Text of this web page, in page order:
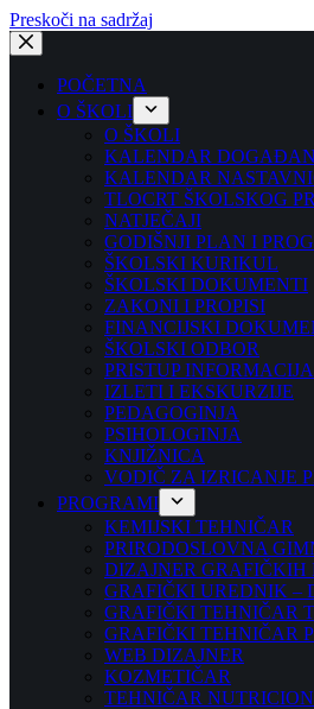
Preskoči na sadržaj
POČETNA
O ŠKOLI
O ŠKOLI
KALENDAR
KALENDAR
TLOCRT ŠKOLSKOG
NATJEČAJI
GODIŠNJI PLAN I
ŠKOLSKI KURIKUL
ŠKOLSKI DOKUMENTI
ZAKONI I PROPISI
FINANCIJSKI
ŠKOLSKI ODBOR
PRISTUP
IZLETI I EKSKURZIJE
PEDAGOGINJA
PSIHOLOGINJA
KNJIŽNICA
VODIČ ZA IZRICANJE
PROGRAMI
KEMIJSKI TEHNIČAR
PRIRODOSLOVNA
DIZAJNER GRAFIČKIH
GRAFIČKI UREDNIK –
GRAFIČKI TEHNIČAR
GRAFIČKI TEHNIČAR
WEB DIZAJNER
KOZMETIČAR
TEHNIČAR